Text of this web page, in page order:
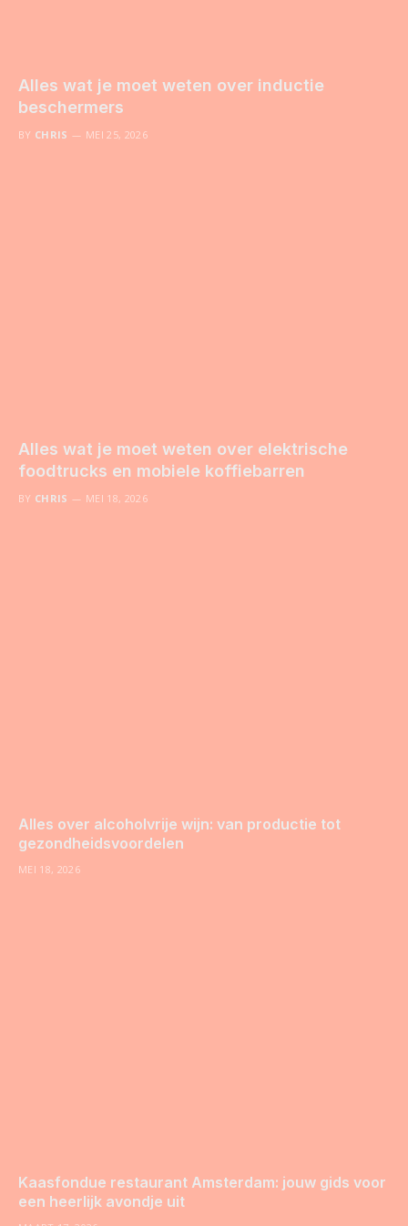
Alles wat je moet weten over inductie
beschermers
BY CHRIS MEI 25, 2026
Alles wat je moet weten over elektrische
foodtrucks en mobiele koffiebarren
BY CHRIS MEI 18, 2026
Alles over alcoholvrije wijn: van productie tot
gezondheidsvoordelen
MEI 18, 2026
Kaasfondue restaurant Amsterdam: jouw gids voor
een heerlijk avondje uit